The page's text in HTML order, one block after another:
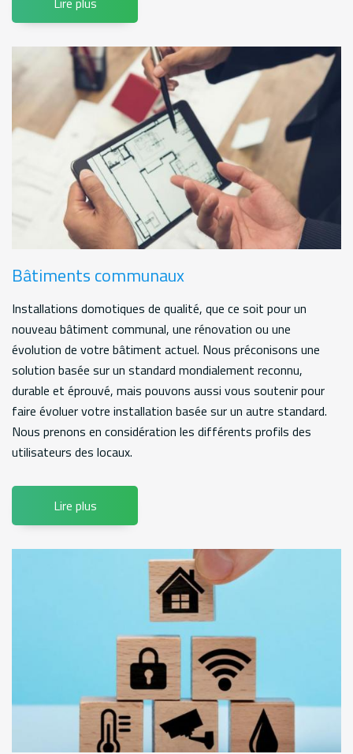
Bâtiments communaux
Installations domotiques de qualité, que ce soit pour un
nouveau bâtiment communal, une rénovation ou une
évolution de votre bâtiment actuel. Nous préconisons une
solution basée sur un standard mondialement reconnu,
durable et éprouvé, mais pouvons aussi vous soutenir pour
faire évoluer votre installation basée sur un autre standard.
Nous prenons en considération les différents profils des
utilisateurs des locaux.
Lire plus